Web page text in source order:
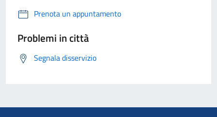
Prenota un appuntamento
Problemi in città
Segnala disservizio